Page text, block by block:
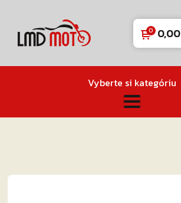
0,00
Vyberte si kategóriu